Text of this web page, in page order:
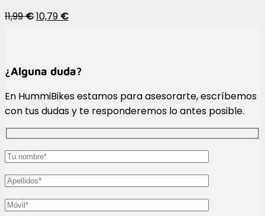
11,99€10,79 €
¿Alguna duda?
En HummiBikes estamos para asesorarte, escríbemos
con tus dudas y te responderemos lo antes posible.